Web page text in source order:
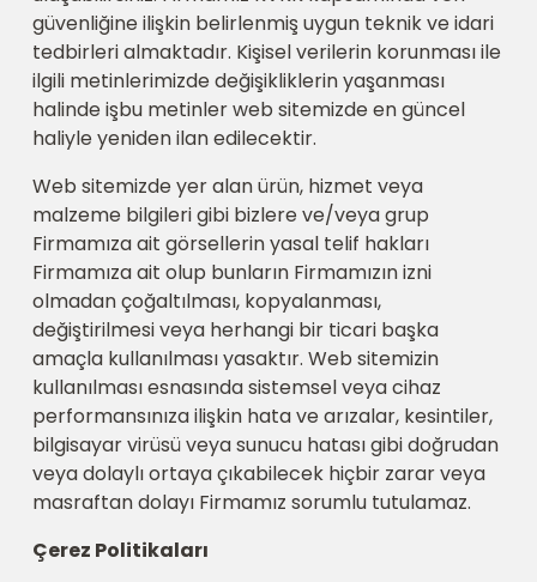
güvenliğine ilişkin belirlenmiş uygun teknik ve idari
tedbirleri almaktadır. Kişisel verilerin korunması ile
ilgili metinlerimizde değişikliklerin yaşanması
halinde işbu metinler web sitemizde en güncel
haliyle yeniden ilan edilecektir.
Web sitemizde yer alan ürün, hizmet veya
malzeme bilgileri gibi bizlere ve/veya grup
Firmamıza ait görsellerin yasal telif hakları
Firmamıza ait olup bunların Firmamızın izni
olmadan çoğaltılması, kopyalanması,
değiştirilmesi veya herhangi bir ticari başka
amaçla kullanılması yasaktır. Web sitemizin
kullanılması esnasında sistemsel veya cihaz
performansınıza ilişkin hata ve arızalar, kesintiler,
bilgisayar virüsü veya sunucu hatası gibi doğrudan
veya dolaylı ortaya çıkabilecek hiçbir zarar veya
masraftan dolayı Firmamız sorumlu tutulamaz.
Çerez Politikaları